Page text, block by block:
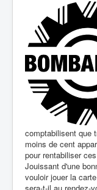
comptabilisent que
moins de cent
pour rentabiliser
Jouissant d'une
vouloir jouer la